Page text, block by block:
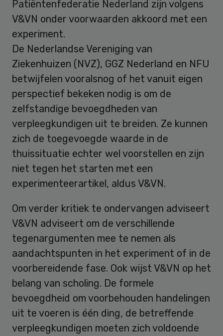
Patiëntenfederatie Nederland zijn volgens
V&VN onder voorwaarden akkoord met een
experiment.
De Nederlandse Vereniging van
Ziekenhuizen (NVZ), GGZ Nederland en NFU
betwijfelen vooralsnog of het vanuit eigen
perspectief bekeken nodig is om de
zelfstandige bevoegdheden van
verpleegkundigen uit te breiden. Ze kunnen
zich de toegevoegde waarde in de
thuissituatie echter wel voorstellen en zijn
niet tegen het starten met een
experimenteerartikel, aldus V&VN.
Om verder kritiek te ondervangen adviseert
V&VN adviseert om de verschillende
tegenargumenten mee te nemen als
aandachtspunten in het experiment of in de
voorbereidende fase. Ook wijst V&VN op het
belang van scholing. De formele
bevoegdheid om voorbehouden handelingen
uit te voeren is één ding, de betreffende
verpleegkundigen moeten zich voldoende